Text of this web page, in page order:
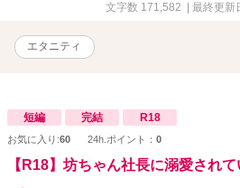
文字数 171,582 | 最終更
エタニティ
短編 完結 R18
お気に入り:60 24h.ポイント： 0
【R18】坊ちゃん社長に溺愛され